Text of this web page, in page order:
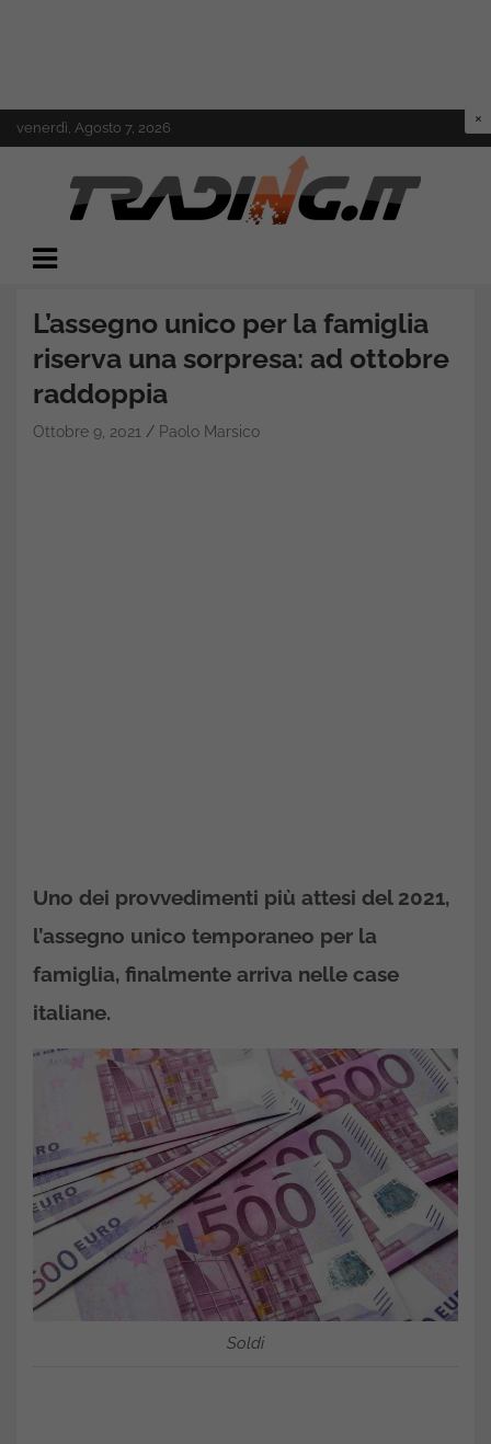
to
venerdì, Agosto 7, 2026
Trading.it
L’assegno unico per la famiglia
riserva una sorpresa: ad ottobre
raddoppia
Ottobre 9, 2021 Paolo Marsico
Uno dei provvedimenti più attesi del 2021,
l’assegno unico temporaneo per la
famiglia, finalmente arriva nelle case
italiane.
Soldi